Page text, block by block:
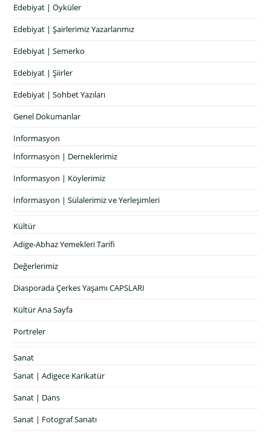
Edebiyat | Öyküler
Edebiyat | Şairlerimiz Yazarlarımız
Edebiyat | Semerko
Edebiyat | Şiirler
Edebiyat | Sohbet Yazıları
Genel Dokumanlar
İnformasyon
İnformasyon | Derneklerimiz
İnformasyon | Köylerimiz
İnformasyon | Sülalerimiz ve Yerleşimleri
Kültür
Adige-Abhaz Yemekleri Tarifi
Değerlerimiz
Diasporada Çerkes Yaşamı CAPSLARI
Kültür Ana Sayfa
Portreler
Sanat
Sanat | Adigece Karikatür
Sanat | Dans
Sanat | Fotograf Sanatı